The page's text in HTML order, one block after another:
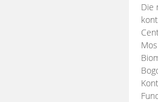
Die